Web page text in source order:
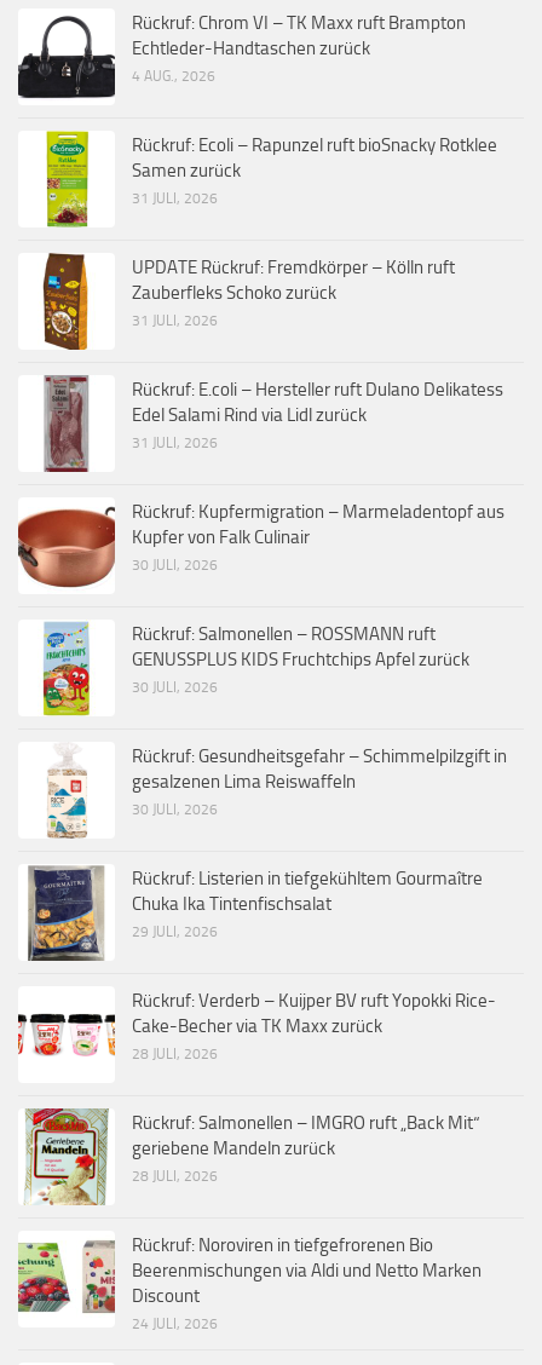
Rückruf: Chrom VI – TK Maxx ruft Brampton
Echtleder-Handtaschen zurück
4 AUG., 2026
Rückruf: Ecoli – Rapunzel ruft bioSnacky Rotklee
Samen zurück
31 JULI, 2026
UPDATE Rückruf: Fremdkörper – Kölln ruft
Zauberfleks Schoko zurück
31 JULI, 2026
Rückruf: E.coli – Hersteller ruft Dulano Delikatess
Edel Salami Rind via Lidl zurück
31 JULI, 2026
Rückruf: Kupfermigration – Marmeladentopf aus
Kupfer von Falk Culinair
30 JULI, 2026
Rückruf: Salmonellen – ROSSMANN ruft
GENUSSPLUS KIDS Fruchtchips Apfel zurück
30 JULI, 2026
Rückruf: Gesundheitsgefahr – Schimmelpilzgift in
gesalzenen Lima Reiswaffeln
30 JULI, 2026
Rückruf: Listerien in tiefgekühltem Gourmaître
Chuka Ika Tintenfischsalat
29 JULI, 2026
Rückruf: Verderb – Kuijper BV ruft Yopokki Rice-
Cake-Becher via TK Maxx zurück
28 JULI, 2026
Rückruf: Salmonellen – IMGRO ruft „Back Mit“
geriebene Mandeln zurück
28 JULI, 2026
Rückruf: Noroviren in tiefgefrorenen Bio
Beerenmischungen via Aldi und Netto Marken
Discount
24 JULI, 2026